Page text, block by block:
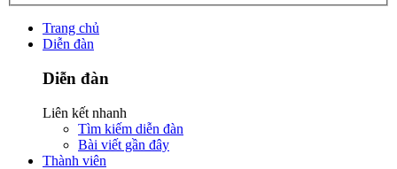
Trang chủ
Diễn đàn
Diễn đàn
Liên kết nhanh
Tìm kiếm diễn đàn
Bài viết gần đây
Thành viên